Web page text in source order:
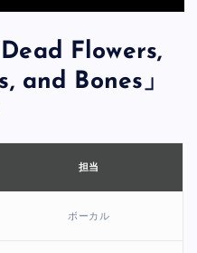
Flowers,
and Bones」
担当
ボーカル